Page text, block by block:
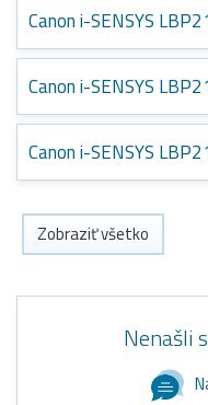
Canon i-SENSYS
Canon i-SENSYS
Canon i-SENSYS
Zobraziť všetko
Nenašli